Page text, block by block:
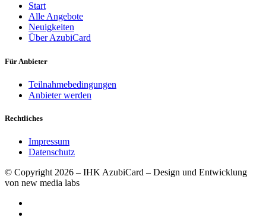
Start
Alle Angebote
Neuigkeiten
Über AzubiCard
Für Anbieter
Teilnahmebedingungen
Anbieter werden
Rechtliches
Impressum
Datenschutz
© Copyright 2026 – IHK AzubiCard – Design und Entwicklung
von new media labs